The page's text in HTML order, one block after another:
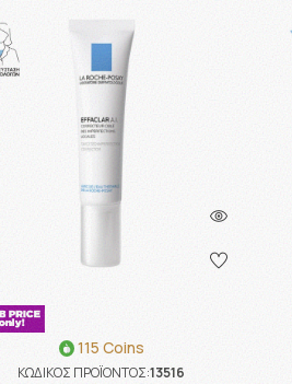
115 Coins
ΚΩΔΙΚΟΣ ΠΡΟΪΟΝΤΟΣ:13516